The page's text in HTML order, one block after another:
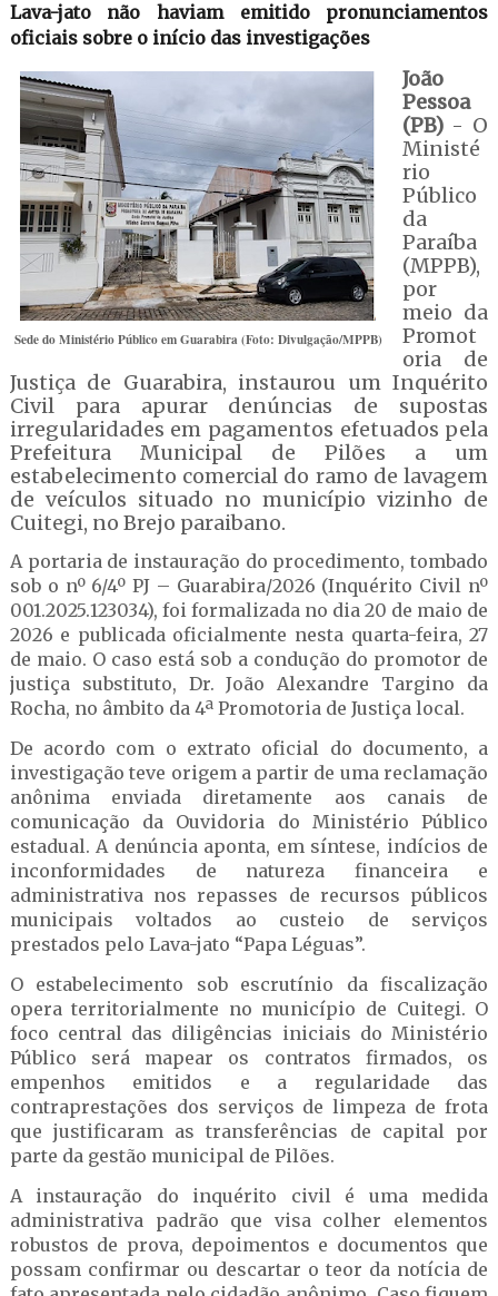
Lava-jato não haviam emitido pronunciamentos
oficiais sobre o início das investigações
Sede do Ministério Público em Guarabira (Foto: Divulgação/MPPB)
João
Pessoa
(PB)- O
Ministé
rio
Público
da
Paraíba
(MPPB),
por
meio da
Promot
oria de
Justiça de Guarabira, instaurou um Inquérito
Civil para apurar denúncias de supostas
irregularidades em pagamentos efetuados pela
Prefeitura Municipal de Pilões a um
estabelecimento comercial do ramo de lavagem
de veículos situado no município vizinho de
Cuitegi, no Brejo paraibano.
A portaria de instauração do procedimento, tombado
sob o nº 6/4º PJ – Guarabira/2026 (Inquérito Civil nº
001.2025.123034), foi formalizada no dia 20 de maio de
2026 e publicada oficialmente nesta quarta-feira, 27
de maio. O caso está sob a condução do promotor de
justiça substituto, Dr. João Alexandre Targino da
Rocha, no âmbito da 4ª Promotoria de Justiça local.
De acordo com o extrato oficial do documento, a
investigação teve origem a partir de uma reclamação
anônima enviada diretamente aos canais de
comunicação da Ouvidoria do Ministério Público
estadual. A denúncia aponta, em síntese, indícios de
inconformidades de natureza financeira e
administrativa nos repasses de recursos públicos
municipais voltados ao custeio de serviços
prestados pelo Lava-jato “Papa Léguas”.
O estabelecimento sob escrutínio da fiscalização
opera territorialmente no município de Cuitegi. O
foco central das diligências iniciais do Ministério
Público será mapear os contratos firmados, os
empenhos emitidos e a regularidade das
contraprestações dos serviços de limpeza de frota
que justificaram as transferências de capital por
parte da gestão municipal de Pilões.
A instauração do inquérito civil é uma medida
administrativa padrão que visa colher elementos
robustos de prova, depoimentos e documentos que
possam confirmar ou descartar o teor da notícia de